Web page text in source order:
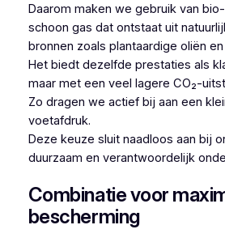
Daarom maken we gebruik van
schoon gas dat ontstaat uit
bronnen zoals plantaardige oliën
Het biedt dezelfde prestaties als
maar met een veel lagere CO₂-
Zo dragen we actief bij aan een
voetafdruk.
Deze keuze sluit naadloos aan bij
duurzaam en verantwoordelijk
Combinatie voor
bescherming